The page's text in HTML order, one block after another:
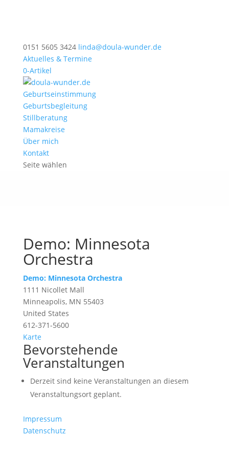
0151 5605 3424 linda@doula-wunder.de
Aktuelles & Termine
0-Artikel
Geburtseinstimmung
Geburtsbegleitung
Stillberatung
Mamakreise
Über mich
Kontakt
Seite wählen
Demo: Minnesota
Orchestra
Demo: Minnesota Orchestra
1111 Nicollet Mall
Minneapolis, MN 55403
United States
612-371-5600
KarteDemo:
Minnesota
Orchestra
Bevorstehende
Veranstaltungen
Derzeit sind keine Veranstaltungen an diesem
Veranstaltungsort geplant.
Impressum
Datenschutz